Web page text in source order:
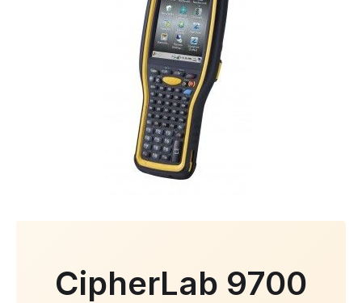
CipherLab 9700